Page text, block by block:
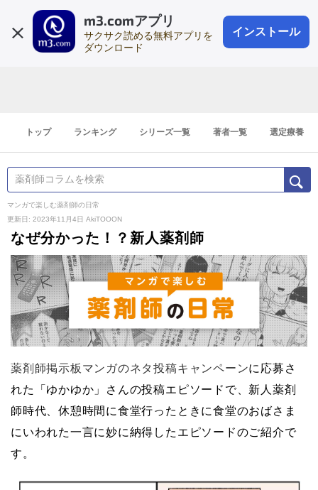
m3.comアプリ
サクサク読める無料アプリを
ダウンロード
インストール
会員登録
登録1分
トップ ランキング シリーズ一覧 著者一覧 選定療養
マンガで楽しむ薬剤師の日常
更新日: 2023年11月4日 AkiTOOON
なぜ分かった！？新人薬剤師
薬剤師掲示板マンガのネタ投稿キャンペーンに応募さ
れた「ゆかゆか」さんの投稿エピソードで、新人薬剤
師時代、休憩時間に食堂行ったときに食堂のおばさま
にいわれた一言に妙に納得したエピソードのご紹介で
す。